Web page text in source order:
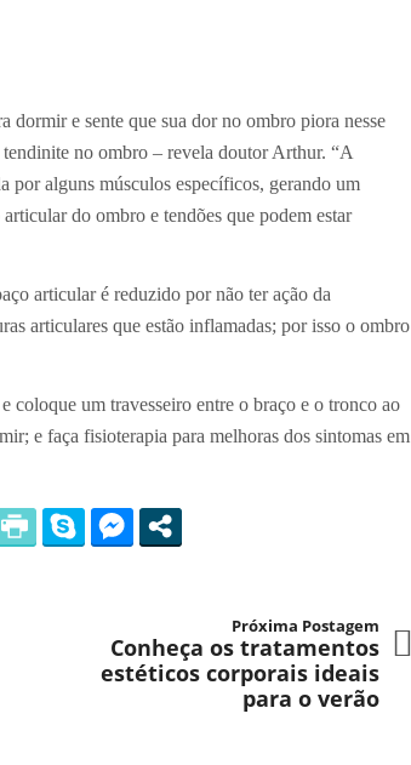
dormir e sente que sua dor no ombro piora nesse
tendinite no ombro – revela doutor Arthur. “A
por alguns músculos específicos, gerando um
do ombro e tendões que podem estar
articular é reduzido por não ter ação da
articulares que estão inflamadas; por isso o ombro
coloque um travesseiro entre o braço e o tronco ao
e faça fisioterapia para melhoras dos sintomas em
Próxima Postagem
Conheça os tratamentos
estéticos corporais ideais
para o verão